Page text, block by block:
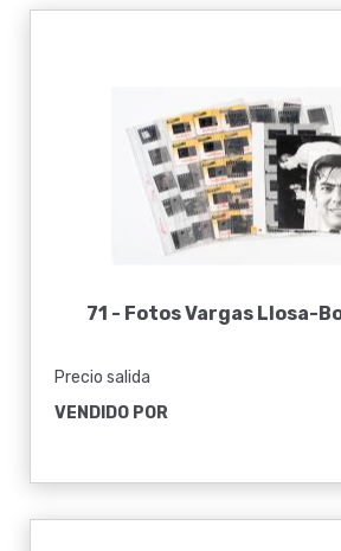
71 - Fotos Vargas Llosa-
Precio salida
VENDIDO POR